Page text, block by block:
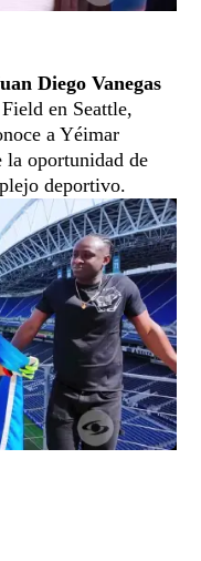
Diego Vanegas
en Seattle,
a Yéimar
la oportunidad de
deportivo.